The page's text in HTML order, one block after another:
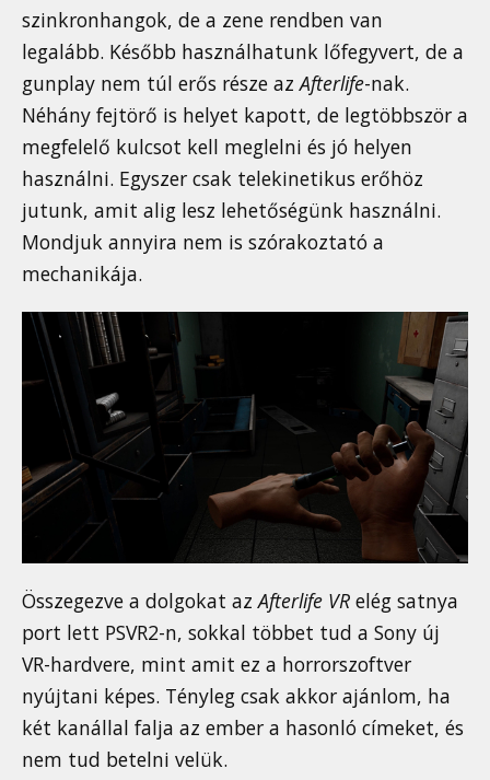
szinkronhangok, de a zene rendben van
legalább. Később használhatunk lőfegyvert, de a
gunplay nem túl erős része azAfterlife-nak.
Néhány fejtörő is helyet kapott, de legtöbbször a
megfelelő kulcsot kell meglelni és jó helyen
használni. Egyszer csak telekinetikus erőhöz
jutunk, amit alig lesz lehetőségünk használni.
Mondjuk annyira nem is szórakoztató a
mechanikája.
Összegezve a dolgokat azAfterlife VR elég satnya
port lett PSVR2-n, sokkal többet tud a Sony új
VR-hardvere, mint amit ez a horrorszoftver
nyújtani képes. Tényleg csak akkor ajánlom, ha
két kanállal falja az ember a hasonló címeket, és
nem tud betelni velük.